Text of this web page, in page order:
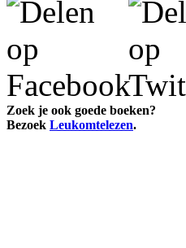
Zoek je ook goede boeken?
Bezoek Leukomtelezen.